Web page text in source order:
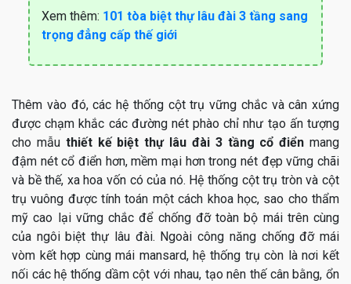
Xem thêm: 101 tòa biệt thự lâu đài 3 tầng sang
trọng đẳng cấp thế giới
Thêm vào đó, các hệ thống cột trụ vững chắc và cân xứng
được chạm khắc các đường nét phào chỉ như tạo ấn tượng
cho mẫu thiết kế biệt thự lâu đài 3 tầng cổ điển mang
đậm nét cổ điển hơn, mềm mại hơn trong nét đẹp vững chãi
và bề thế, xa hoa vốn có của nó. Hệ thống cột trụ tròn và cột
trụ vuông được tính toán một cách khoa học, sao cho thẩm
mỹ cao lại vững chắc để chống đỡ toàn bộ mái trên cùng
của ngôi biệt thự lâu đài. Ngoài công năng chống đỡ mái
vòm kết hợp cùng mái mansard, hệ thống trụ còn là nơi kết
nối các hệ thống dầm cột với nhau, tạo nên thế cân bằng, ổn